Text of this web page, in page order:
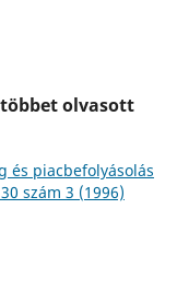
olvasott
és piacbefolyásolás
szám 3 (1996)